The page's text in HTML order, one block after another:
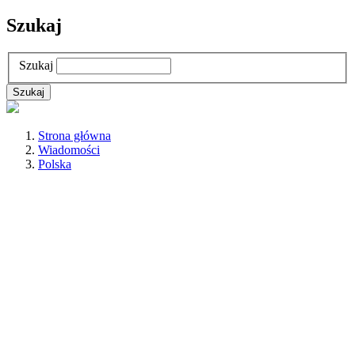
Szukaj
Szukaj
Strona główna
Wiadomości
Polska